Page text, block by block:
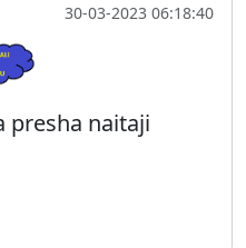
30-03-2023 06:18:40
presha naitaji